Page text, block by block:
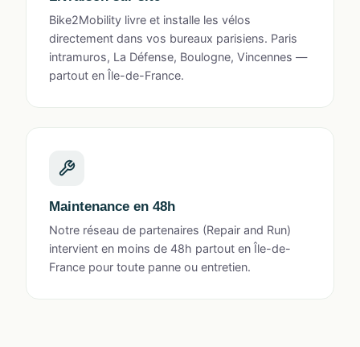
Bike2Mobility livre et installe les vélos
directement dans vos bureaux parisiens. Paris
intramuros, La Défense, Boulogne, Vincennes —
partout en Île-de-France.
Maintenance en 48h
Notre réseau de partenaires (Repair and Run)
intervient en moins de 48h partout en Île-de-
France pour toute panne ou entretien.